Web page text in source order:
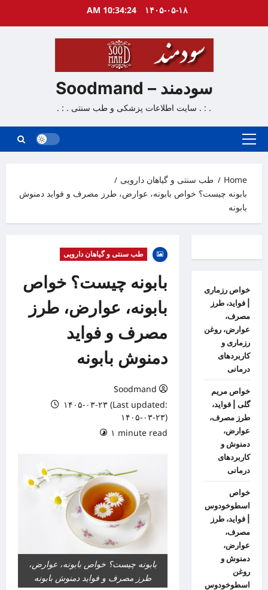
۱۴۰۵-۰۵-۱۸ 10:34:25 AM
سودمند – Soodmand
. : . سایت اطلاعات پزشکی و طب سنتی . : .
Primary
Home
طب سنتی و گیاهان دارویی
بابونه چیست؟ خواص بابونه، عوارض، طرز مصرف و فواید دمنوش
بابونه
طب سنتی و گیاهان دارویی
بابونه چیست؟ خواص
بابونه، عوارض، طرز
مصرف و فواید
دمنوش بابونه
Soodmand
۱۴۰۵-۰۳-۲۳ (Last updated:
۱۴۰۵-۰۳-۲۳)
۱ minute read
بابونه چیست؟ خواص بابونه، عوارض،
طرز مصرف و فواید دمنوش بابونه
خواص رزماری
| فواید، طرز
مصرف،
عوارض، روغن
رزماری و
کاربردهای
درمانی
خواص مریم
گلی | فواید،
طرز مصرف،
عوارض،
دمنوش و
کاربردهای
درمانی
خواص
اسطوخودوس
| فواید، طرز
مصرف،
عوارض،
دمنوش و
روغن
اسطوخودوس